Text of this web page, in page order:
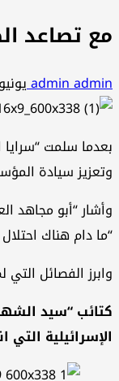
مع تصاعد الضغوط .. 6 فصائل عراقية تعلن
admin adminيونيو 5, 2026
بعدما سلمت “سرايا
وتعزيز سيادة
وأشار “أبو مجاهد
“ما دام هناك
وابرز الفصائل
كتائب “سيد
الإسرائيلية التي اندلعت في 28 فبراير/ شباط